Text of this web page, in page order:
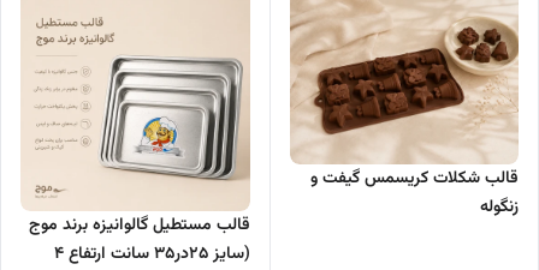
قالب شکلات کریسمس گیفت و
زنگوله
قالب مستطیل گالوانیزه برند موج
(سایز 25در35 سانت ارتفاع 4